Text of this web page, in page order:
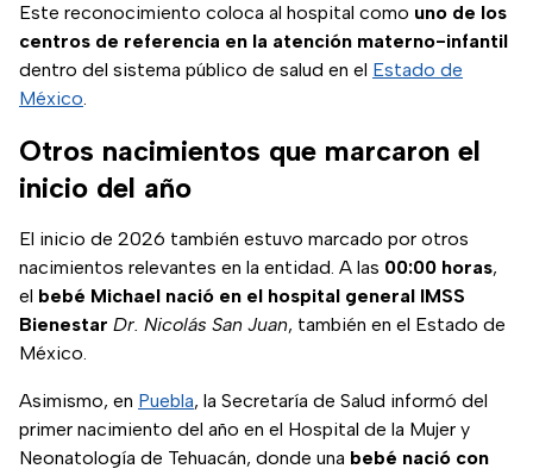
Este reconocimiento coloca al hospital como uno de los
centros de referencia en la atención materno-infantil
dentro del sistema público de salud en el Estado de
México.
Otros nacimientos que marcaron el
inicio del año
El inicio de 2026 también estuvo marcado por otros
nacimientos relevantes en la entidad. A las 00:00 horas,
el bebé Michael nació en el hospital general IMSS
Bienestar Dr. Nicolás San Juan, también en el Estado de
México.
Asimismo, en Puebla, la Secretaría de Salud informó del
primer nacimiento del año en el Hospital de la Mujer y
Neonatología de Tehuacán, donde una bebé nació con